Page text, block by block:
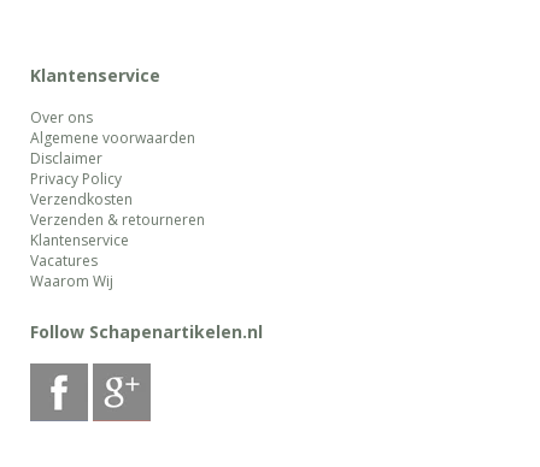
Klantenservice
Over ons
Algemene voorwaarden
Disclaimer
Privacy Policy
Verzendkosten
Verzenden & retourneren
Klantenservice
Vacatures
Waarom Wij
Follow Schapenartikelen.nl